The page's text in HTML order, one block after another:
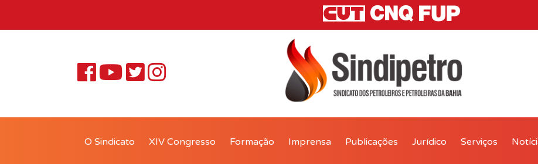
O Sindicato XIV Congresso Formação Imprensa Publicações Jurídico Serviços